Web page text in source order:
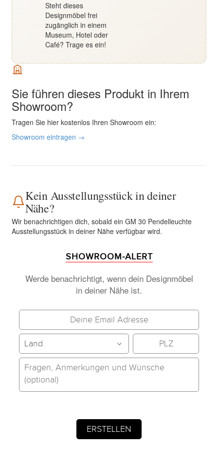
Steht dieses
Designmöbel frei
zugänglich in einem
Museum, Hotel oder
Café? Trage es ein!
Sie führen dieses Produkt in Ihrem
Showroom?
Tragen Sie hier kostenlos Ihren Showroom ein:
Showroom eintragen →
Kein Ausstellungsstück in deiner
Nähe?
Wir benachrichtigen dich, sobald ein GM 30 Pendelleuchte
Ausstellungsstück in deiner Nähe verfügbar wird.
SHOWROOM-ALERT
Werde benachrichtigt, wenn dein Designmöbel
in deiner Nähe ist.